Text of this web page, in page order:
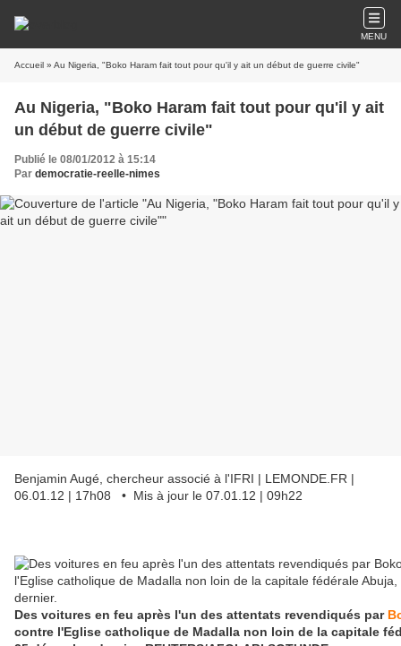
MENU
Accueil » Au Nigeria, "Boko Haram fait tout pour qu'il y ait un début de guerre civile"
Au Nigeria, "Boko Haram fait tout pour qu'il y ait
un début de guerre civile"
Publié le 08/01/2012 à 15:14
Par democratie-reelle-nimes
Benjamin Augé, chercheur associé à l'IFRI | LEMONDE.FR |
06.01.12 | 17h08 • Mis à jour le 07.01.12 | 09h22
Des voitures en feu après l'un des attentats revendiqués par
contre l'Eglise catholique de Madalla non loin de la capitale